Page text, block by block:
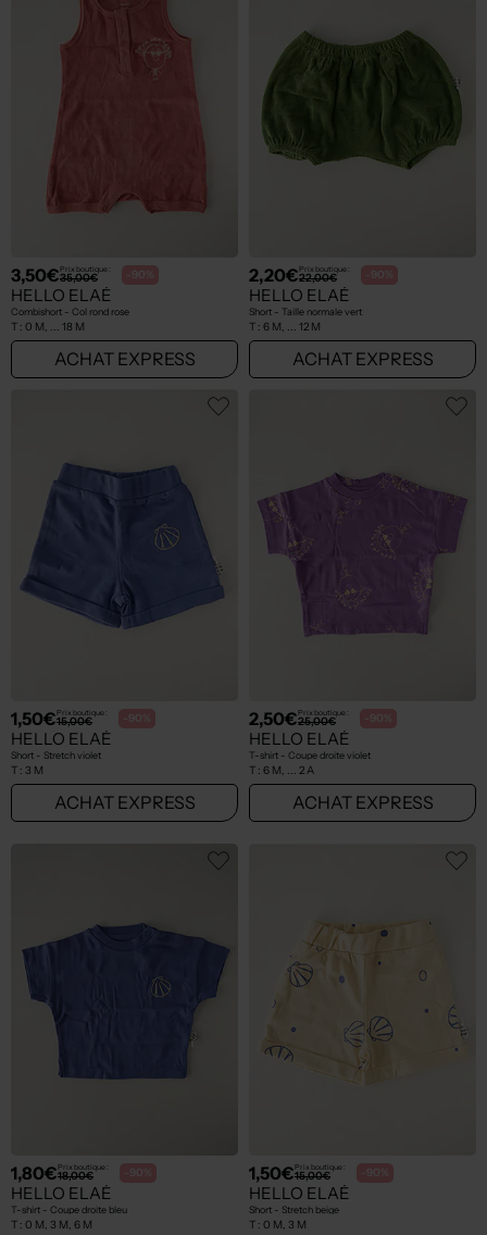
3,50€Prix boutique :
35,00€ -90%
HELLO ELAÉ
Combishort - Col rond rose
T : 0 M, ... 18 M
ACHAT EXPRESS
2,20€Prix boutique :
22,00€ -90%
HELLO ELAÉ
Short - Taille normale vert
T : 6 M, ... 12 M
ACHAT EXPRESS
1,50€Prix boutique :
15,00€ -90%
HELLO ELAÉ
Short - Stretch violet
T : 3 M
ACHAT EXPRESS
2,50€Prix boutique :
25,00€ -90%
HELLO ELAÉ
T-shirt - Coupe droite violet
T : 6 M, ... 2 A
ACHAT EXPRESS
1,80€Prix boutique :
18,00€ -90%
HELLO ELAÉ
T-shirt - Coupe droite bleu
T : 0 M, 3 M, 6 M
1,50€Prix boutique :
15,00€ -90%
HELLO ELAÉ
Short - Stretch beige
T : 0 M, 3 M